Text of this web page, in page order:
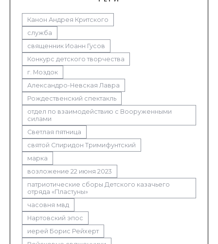
Канон Андрея Критского
служба
священник Иоанн Гусов
Конкурс детского творчества
г. Моздок
Александро-Невская Лавра
Рождественский спектакль
отдел по взаимодействию с Вооруженными
силами
Светлая пятница
святой Спиридон Тримифунтский
марка
возложение 22 июня 2023
патриотические сборы Детского казачьего
отряда «Пластуны»
часовня мвд
Нартовский эпос
иерей Борис Рейхерт